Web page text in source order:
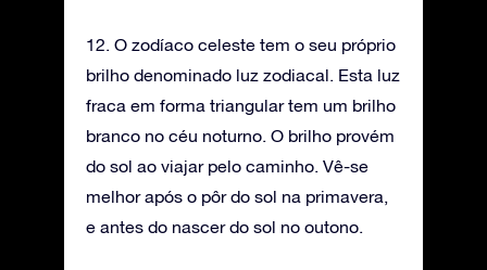
12. O zodíaco celeste tem o seu próprio
brilho denominado luz zodiacal. Esta luz
fraca em forma triangular tem um brilho
branco no céu noturno. O brilho provém
do sol ao viajar pelo caminho. Vê-se
melhor após o pôr do sol na primavera,
e antes do nascer do sol no outono.